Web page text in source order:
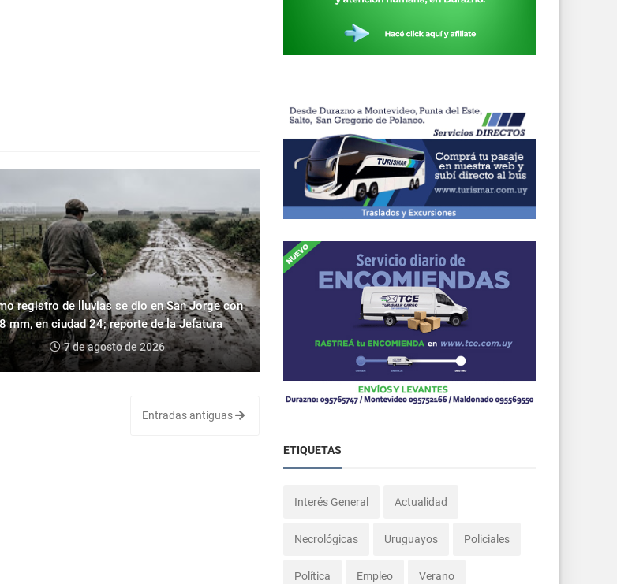
registro de lluvias se dio en San Jorge con
mm, en ciudad 24; reporte de la Jefatura
7 de agosto de 2026
Entradas antiguas
ETIQUETAS
Interés General Actualidad
Necrológicas Uruguayos Policiales
Política Empleo Verano